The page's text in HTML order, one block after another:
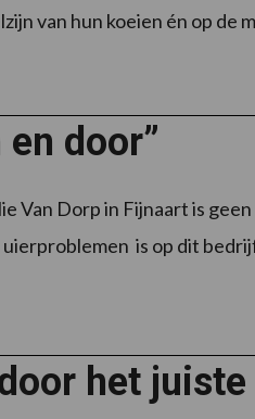
van hun koeien én op de
door”
Van Dorp in Fijnaart is
is op dit
het juiste